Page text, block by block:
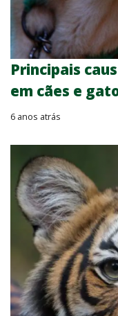
Principais
em cães e
6 anos atrás